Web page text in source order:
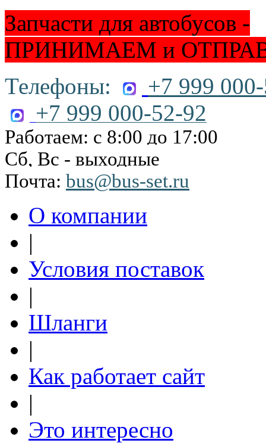
Запчасти для автобусов -
ПРИНИМАЕМ и
Телефоны:
+7 999
+7 999 000-52-92
Работаем: с 8:00 до 17:00
Сб, Вс - выходные
Почта: bus@bus-set.ru
О компании
|
Условия поставок
|
Шланги
|
Как работает сайт
|
Это интересно